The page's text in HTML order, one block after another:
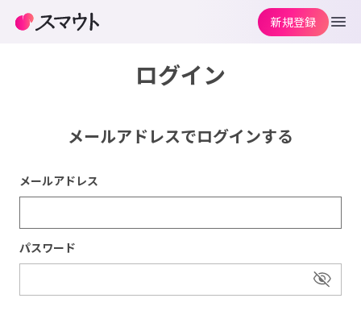
ログイン
メールアドレスでログインする
メールアドレス
パスワード
新規登録